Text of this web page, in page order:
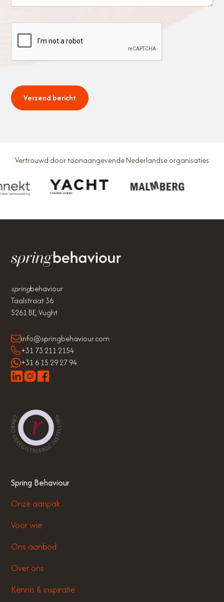
Vertrouwd door toonaangevende Nederlandse organisaties
springbehaviour
Taalstraat 36
5261 BE, Vught
info@springbehaviour.com
+31 73 211 2154
+31 6 15 29 27 94
Spring Behaviour
Onze aanpak
Voor wie
Ons aanbod
Over ons
Kennis & inspiratie